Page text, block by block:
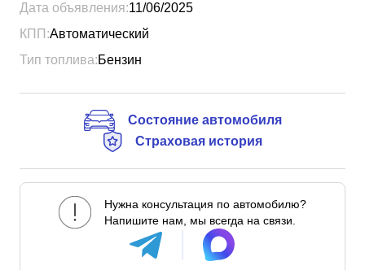
Дата объявления:11/06/2025
КПП:Автоматический
Тип топлива:Бензин
Состояние автомобиля
Страховая история
Нужна консультация по автомобилю?
Напишите нам, мы всегда на связи.